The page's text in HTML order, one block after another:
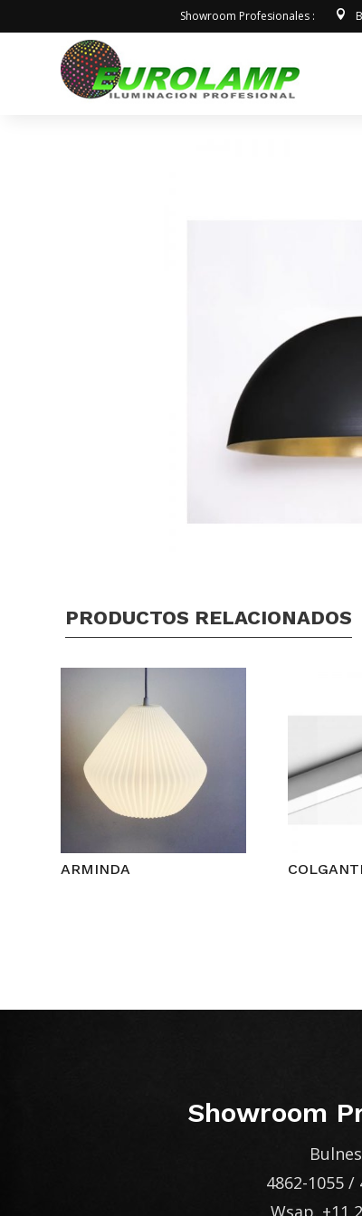
Showroom Profesionales :
PRODUCTOS RELACIONADOS
ARMINDA
Showroom
4862-1055/
Wsap. +11